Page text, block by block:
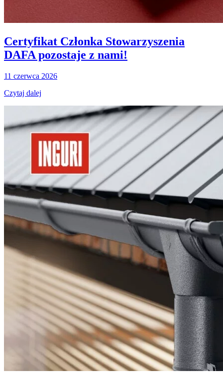
Certyfikat Członka Stowarzyszenia
DAFA pozostaje z nami!
11 czerwca 2026
Czytaj dalej